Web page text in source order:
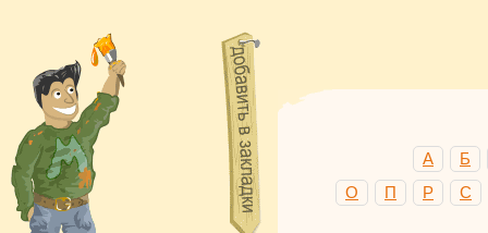
А
Б
О
П Р С